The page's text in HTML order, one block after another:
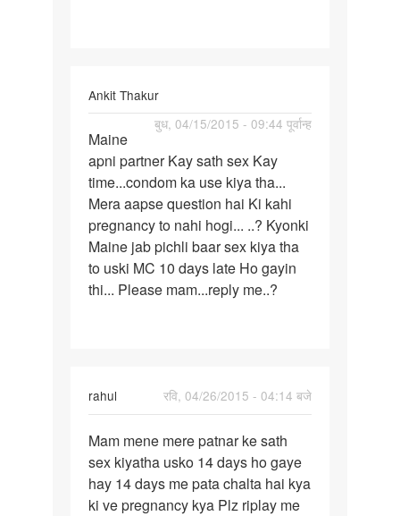
Ankit Thakur
बुध, 04/15/2015 - 09:44 पूर्वान्ह
Maine
apni
partner
Kay
sath
Maine
apni partner Kay sath sex Kay
time...condom ka use kiya tha...
Mera aapse question hai Ki kahi
pregnancy to nahi hogi... ..? Kyonki
Maine jab pichli baar sex kiya tha
to uski MC 10 days late Ho gayin
thi... Please mam...reply me..?
rahul
रवि, 04/26/2015 - 04:14 बजे
Mam
mene
mere
patnar
Mam mene mere patnar ke sath
sex kiyatha usko 14 days ho gaye
hay 14 days me pata chalta hai kya
ki ve pregnancy kya Plz riplay me